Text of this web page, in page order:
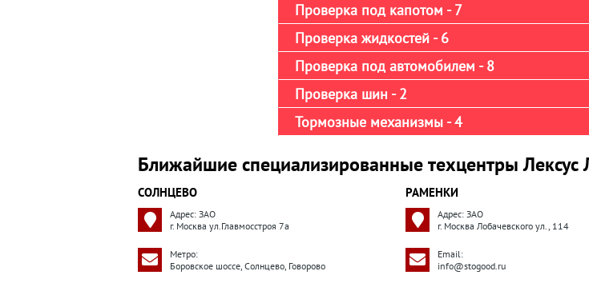
Проверка под капотом - 7
Проверка жидкостей - 6
Проверка под автомобилем - 8
Проверка шин - 2
Тормозные механизмы - 4
Ближайшие специализированные техцентры
СОЛНЦЕВО
Адрес: ЗАО
г. Москва ул.Главмосстроя 7а
Метро:
Боровское шоссе, Солнцево, Говорово
РАМЕНКИ
Адрес: ЗАО
г. Москва Лобачевского ул., 114
Email:
info@stogood.ru